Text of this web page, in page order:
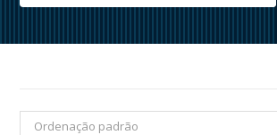
Ordenação padrão